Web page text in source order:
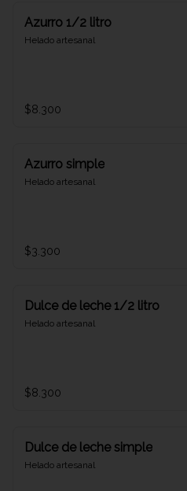
Azurro 1/2 litro
Helado artesanal
$8.300
Azurro simple
Helado artesanal
$3.300
Dulce de leche 1/2 litro
Helado artesanal
$8.300
Dulce de leche simple
Helado artesanal